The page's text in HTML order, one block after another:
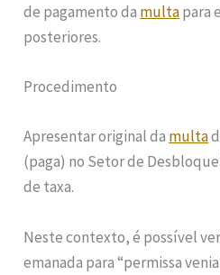
de pagamento da multapara
posteriores.
Procedimento
Apresentar original da multa
(paga) no Setor de
de taxa.
Neste contexto, é possível
emanada para “permissa